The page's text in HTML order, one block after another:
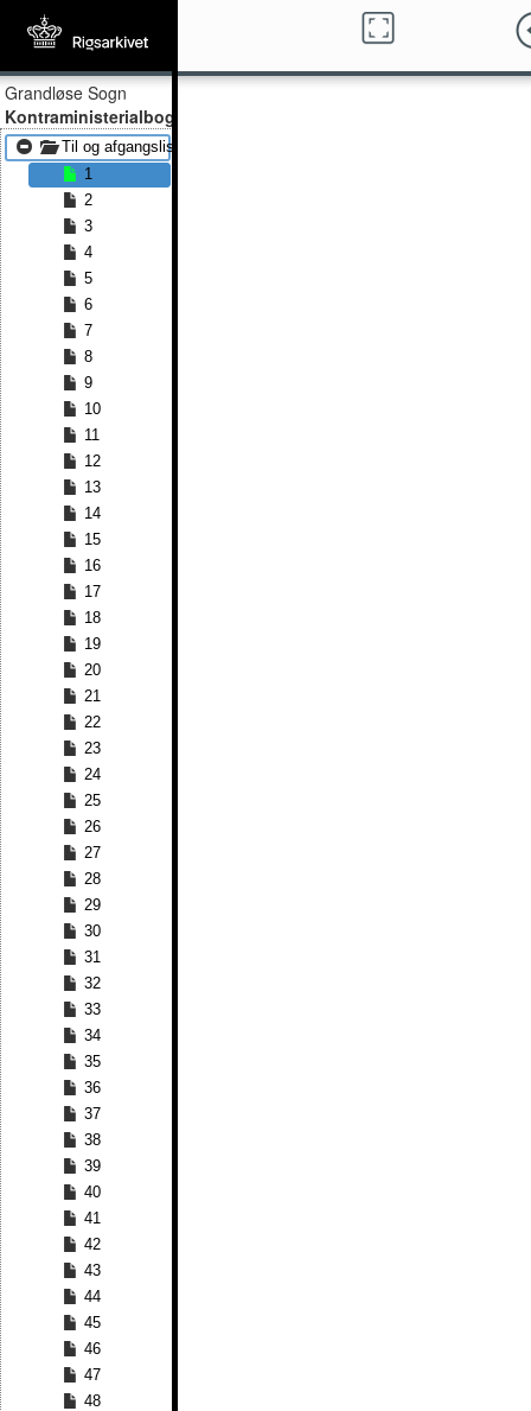
Grandløse Sogn
Kontraministerialbog
Til og afgangslister 1828 - Til og afgangslister 1857
1
2
3
4
5
6
7
8
9
10
11
12
13
14
15
16
17
18
19
20
21
22
23
24
25
26
27
28
29
30
31
32
33
34
35
36
37
38
39
40
41
42
43
44
45
46
47
48